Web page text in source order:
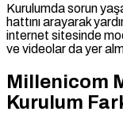
Kurulumda sorun
hattını arayarak
internet sitesinde
ve videolar da yer
Millenicom
Kurulum